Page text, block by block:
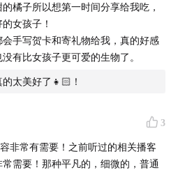
一位就好，避免重发拉群），
进群！我们会在群里分享路上
聊的小事和最近的安利，快来和
橘子所以想第一时间分享给我吃，
女孩子！
手写贺卡和寄礼物给我，真的好感
有比女孩子更可爱的生物了。
太美好了👧🏻！
3
非常有需要！之前听过的相关播客
需要！那种平凡的，细微的，普通